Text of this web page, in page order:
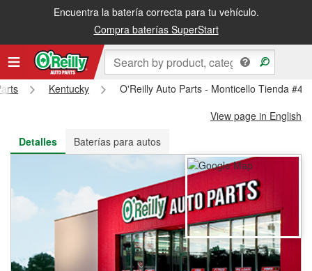
Encuentra la batería correcta para tu vehículo.
Compra baterías SuperStart
Recibe tu orden gratis al día siguiente o recógela en la tienda
Kentucky
O'Reilly Auto Parts - Monticello Tienda
View page in English
Detalles
Baterías para autos